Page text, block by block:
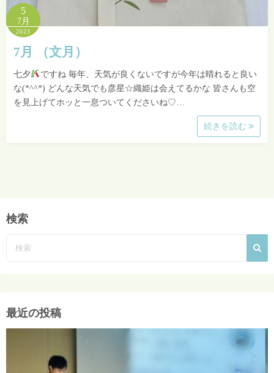
5
7月
2023
7月 （文月）
七夕
ですね 毎年、天気が良くないですが今年は晴れると良い
な(*^^*) どんな天気でも彦星☆織姫は会えてるかな 皆さんも空
を見上げてホッと一息ついてくださいね♡…
続きを読む
検索
最近の投稿